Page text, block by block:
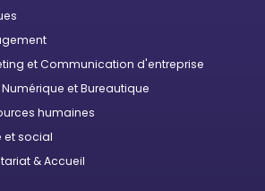
et Communication d'entreprise
et Bureautique
humaines
et social
& Accueil